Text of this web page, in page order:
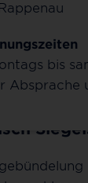
bis
für